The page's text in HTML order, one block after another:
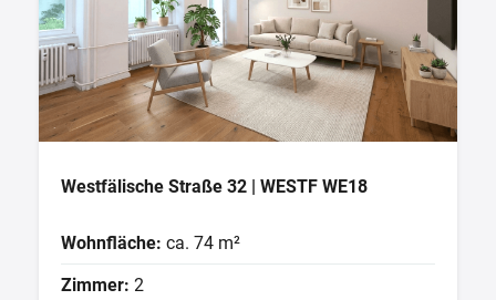
Westfälische Straße 32 | WESTF WE18
Wohnfläche: ca. 74 m²
Zimmer: 2